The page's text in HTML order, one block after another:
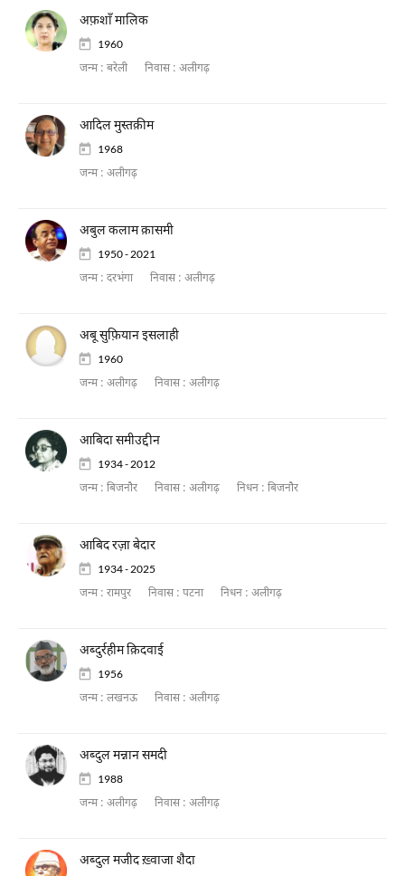
अफ़शाँ मालिक
1960
जन्म : बरेली निवास : अलीगढ़
आदिल मुस्तक़ीम
1968
जन्म : अलीगढ़
अबुल कलाम क़ासमी
1950 - 2021
जन्म : दरभंगा निवास : अलीगढ़
अबू सुफ़ियान इसलाही
1960
जन्म : अलीगढ़ निवास : अलीगढ़
आबिदा समीउद्दीन
1934 - 2012
जन्म : बिजनौर निवास : अलीगढ़ निधन : बिजनौर
आबिद रज़ा बेदार
1934 - 2025
जन्म : रामपुर निवास : पटना निधन : अलीगढ़
अब्दुर्रहीम क़िदवाई
1956
जन्म : लखनऊ निवास : अलीगढ़
अब्दुल मन्नान समदी
1988
जन्म : अलीगढ़ निवास : अलीगढ़
अब्दुल मजीद ख़्वाजा शैदा